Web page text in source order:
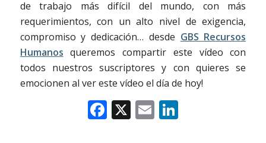
de trabajo más difícil del mundo, con más
requerimientos, con un alto nivel de exigencia,
compromiso y dedicación… desde GBS Recursos
Humanos queremos compartir este vídeo con
todos nuestros suscriptores y con quieres se
emocionen al ver este vídeo el día de hoy!
Facebook
X EmailLinkedIn